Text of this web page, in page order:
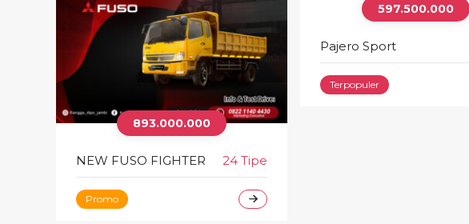
893.000.000
NEW FUSO FIGHTER 24 Tipe
Promo
597.500.000
Pajero Sport
Terpopuler